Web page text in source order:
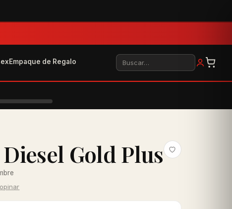
Empaque de Regalo Buscar
Gold Plus